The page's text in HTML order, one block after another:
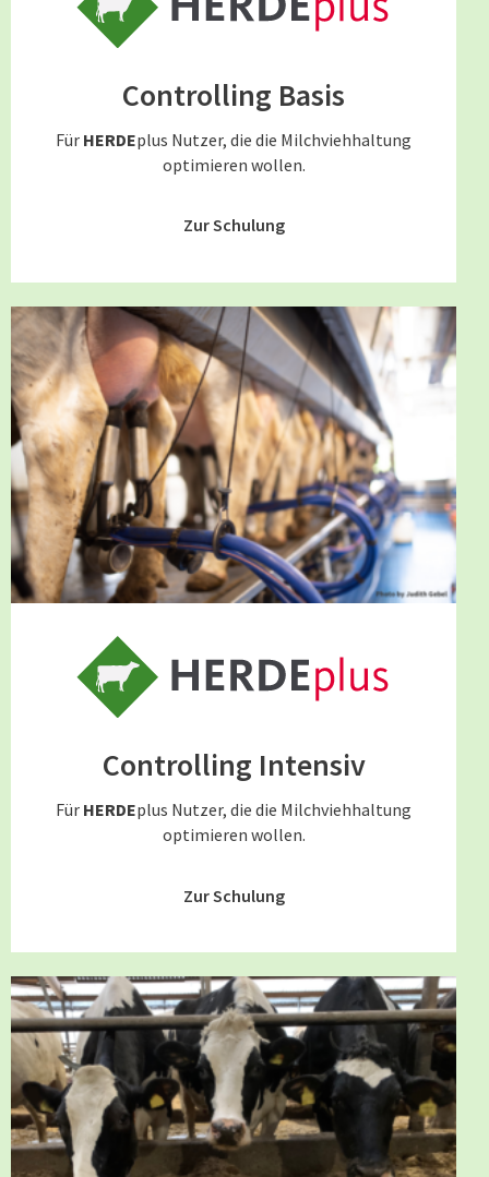
Controlling Basis
Für HERDEplus Nutzer, die die Milchviehhaltung
optimieren wollen.
Zur Schulung
Controlling Intensiv
Für HERDEplus Nutzer, die die Milchviehhaltung
optimieren wollen.
Zur Schulung